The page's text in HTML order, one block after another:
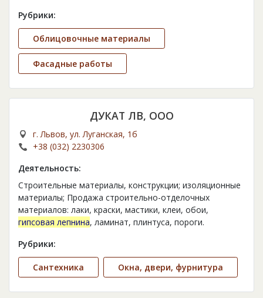
Рубрики:
Облицовочные материалы
Фасадные работы
ДУКАТ ЛВ, ООО
г. Львов, ул. Луганская, 1б
+38 (032) 2230306
Деятельность:
Строительные материалы, конструкции; изоляционные
материалы; Продажа строительно-отделочных
материалов: лаки, краски, мастики, клеи, обои,
гипсовая лепнина, ламинат, плинтуса, пороги.
Рубрики:
Сантехника Окна, двери, фурнитура